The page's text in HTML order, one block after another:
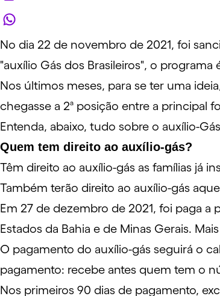
No dia 22 de novembro de 2021, foi
"auxílio Gás dos Brasileiros", o
Nos últimos meses, para se ter uma
chegasse a 2ª posição entre a principal
Entenda, abaixo, tudo sobre o auxílio-
Quem tem direito ao auxílio-gás?
Têm direito ao auxílio-gás as famílias já
Também terão direito ao auxílio-gás
Em 27 de dezembro de 2021, foi paga a
Estados da Bahia e de Minas Gerais.
O pagamento do auxílio-gás seguirá o
pagamento: recebe antes quem tem o
Nos primeiros 90 dias de pagamento,